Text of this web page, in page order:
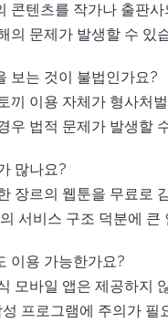
콘텐츠를 작가나 출판
의 문제가 발생할 수 있
보는 것이 불법인가요?
끼 이용 자체가 형사처
우 법적 문제가 발생할
많나요?
장르의 웹툰을 무료로
서비스 구조 덕분에 큰
이용 가능한가요?
모바일 앱은 제공하지
프로그램에 주의가 필